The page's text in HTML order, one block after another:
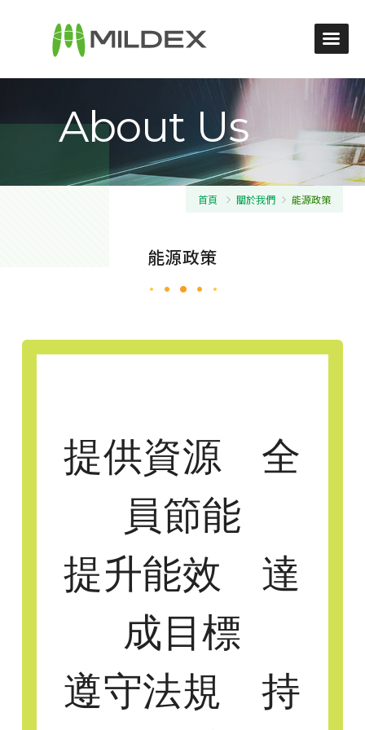
About Us
首頁 關於我們 能源政策
能源政策
提供資源 全
員節能
提升能效 達
成目標
遵守法規 持